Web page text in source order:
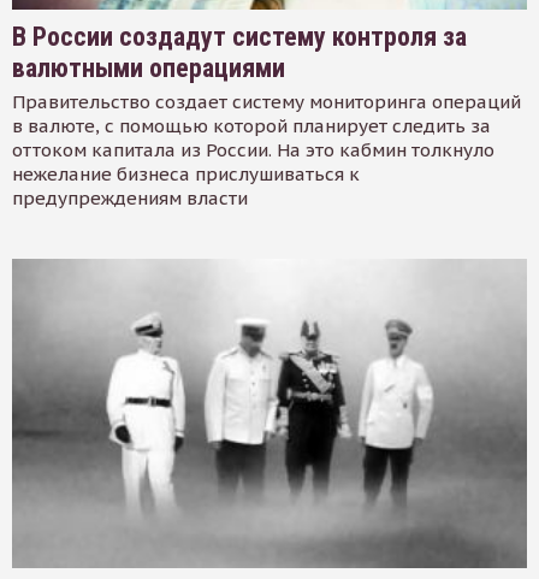
В России создадут систему контроля за
валютными операциями
Правительство создает систему мониторинга операций
в валюте, с помощью которой планирует следить за
оттоком капитала из России. На это кабмин толкнуло
нежелание бизнеса прислушиваться к
предупреждениям власти